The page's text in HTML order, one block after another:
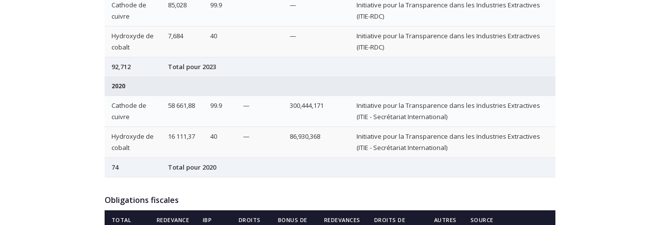
Cathode de
cuivre
85,028 99.9 —
Initiative pour la Transparence dans les Industries Extractives
(ITIE-RDC)
Hydroxyde de
cobalt
7,684 40 —
Initiative pour la Transparence dans les Industries Extractives
(ITIE-RDC)
92,712 Total pour 2023
2020
Cathode de
cuivre
58 661,88 99.9 — 300,444,171
Initiative pour la Transparence dans les Industries Extractives
(ITIE - Secrétariat International)
Hydroxyde de
cobalt
16 111,37 40 — 86,930,368
Initiative pour la Transparence dans les Industries Extractives
(ITIE - Secrétariat International)
74 Total pour 2020
Obligations fiscales
TOTAL
REDEVANCE IBP
DROITS
BONUS DE
REDEVANCES
DROITS DE
AUTRES SOURCE